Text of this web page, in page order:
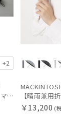
+2
【晴雨兼用折りたたみ日傘】マッキントッシュ フィロソフィー(MACKINTOSH PHILOSOPHY) バーブレラ サンプロテクトシリーズ（SUNPROTECT）無地 軽量 遮熱 遮光100 60
￥13,200 (